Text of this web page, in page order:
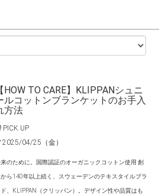
【HOW TO CARE】KLIPPANシュニ
ルコットンブランケットのお手入
方法
PICK UP
2025/04/25（金）
のために。国際認証のオーガニックコットン使用 創
ら140年以上続く、スウェーデンのテキスタイルブラ
ド、KLIPPAN（クリッパン）。デザイン性や品質はも